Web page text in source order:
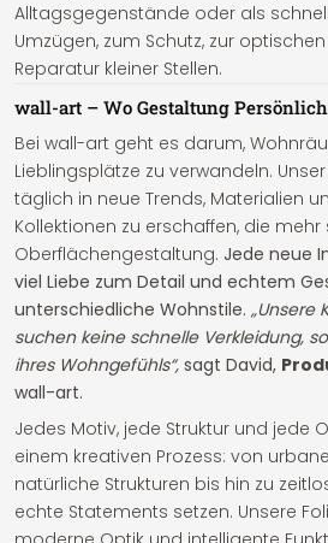
Alltagsgegenstände oder als
Umzügen, zum Schutz, zur
Reparatur kleiner Stellen.
wall-art – Wo Gestaltung
Bei wall-art geht es darum,
Lieblingsplätze zu verwandeln.
täglich in neue Trends, Materialien
Kollektionen zu erschaffen, die mehr
Oberflächengestaltung. Jede neue
viel Liebe zum Detail und echtem
unterschiedliche Wohnstile. „Unsere
suchen keine schnelle Verkleidung,
ihres Wohngefühls“, sagt David,
wall-art.
Jedes Motiv, jede Struktur und jede
einem kreativen Prozess: von
natürliche Strukturen bis hin zu
echte Statements setzen. Unsere